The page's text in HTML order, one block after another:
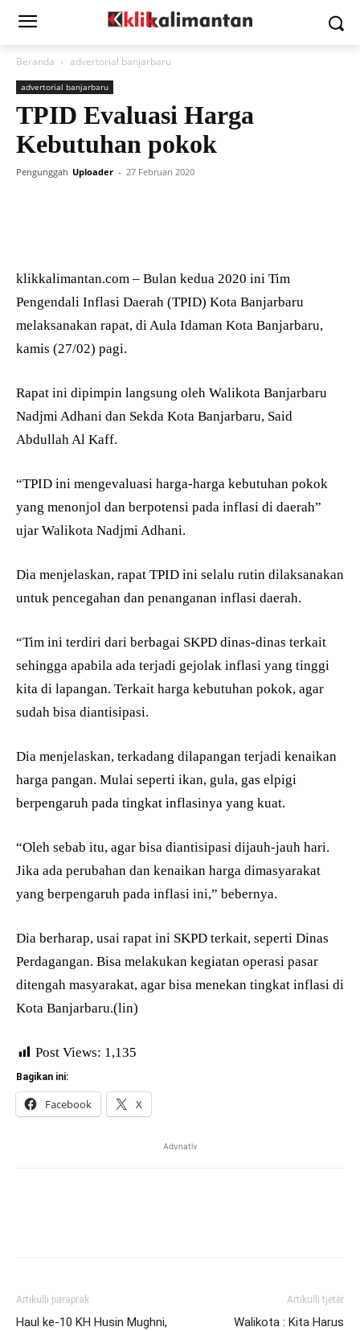
Beranda advertorial banjarbaru
advertorial banjarbaru
TPID Evaluasi Harga
Kebutuhan pokok
Pengunggah Uploader - 27 Februari 2020
klikkalimantan.com – Bulan kedua 2020 ini Tim
Pengendali Inflasi Daerah (TPID) Kota Banjarbaru
melaksanakan rapat, di Aula Idaman Kota Banjarbaru,
kamis (27/02) pagi.
Rapat ini dipimpin langsung oleh Walikota Banjarbaru
Nadjmi Adhani dan Sekda Kota Banjarbaru, Said
Abdullah Al Kaff.
“TPID ini mengevaluasi harga-harga kebutuhan pokok
yang menonjol dan berpotensi pada inflasi di daerah”
ujar Walikota Nadjmi Adhani.
Dia menjelaskan, rapat TPID ini selalu rutin dilaksanakan
untuk pencegahan dan penanganan inflasi daerah.
“Tim ini terdiri dari berbagai SKPD dinas-dinas terkait
sehingga apabila ada terjadi gejolak inflasi yang tinggi
kita di lapangan. Terkait harga kebutuhan pokok, agar
sudah bisa diantisipasi.
Dia menjelaskan, terkadang dilapangan terjadi kenaikan
harga pangan. Mulai seperti ikan, gula, gas elpigi
berpengaruh pada tingkat inflasinya yang kuat.
“Oleh sebab itu, agar bisa diantisipasi dijauh-jauh hari.
Jika ada perubahan dan kenaikan harga dimasyarakat
yang berpengaruh pada inflasi ini,” bebernya.
Dia berharap, usai rapat ini SKPD terkait, seperti Dinas
Perdagangan. Bisa melakukan kegiatan operasi pasar
ditengah masyarakat, agar bisa menekan tingkat inflasi di
Kota Banjarbaru.(lin)
Post Views: 1,135
Bagikan ini:
Facebook X
Advnativ
Artikulli paraprak
Haul ke-10 KH Husin Mughni,
Artikulli tjetër
Walikota : Kita Harus